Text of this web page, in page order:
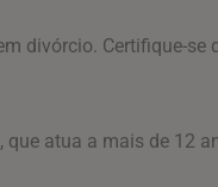
divórcio. Certifique-
, que atua a mais de 12